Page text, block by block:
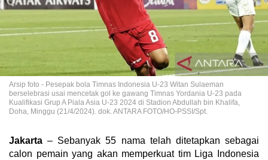
Arsip foto - Pesepak bola Timnas Indonesia U-23 Witan Sulaeman
berselebrasi usai mencetak gol ke gawang Timnas Yordania U-23 pada
Kualifikasi Grup A Piala Asia U-23 2024 di Stadion Abdullah bin Khalifa,
Doha, Minggu (21/4/2024). dok. ANTARA FOTO/HO-PSSI/Spt.
Jakarta – Sebanyak 55 nama telah ditetapkan sebagai
calon pemain yang akan memperkuat tim Liga Indonesia